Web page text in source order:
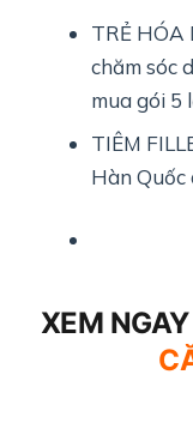
TRẺ HÓA
chăm sóc
mua gói 5
TIÊM
Hàn Quốc
XEM